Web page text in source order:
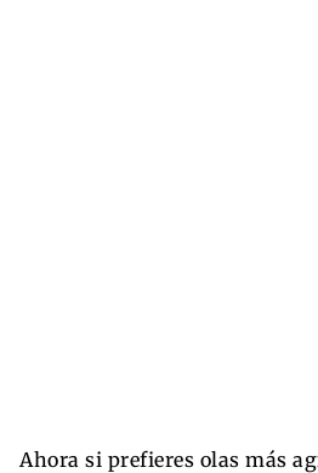
Ahora si prefieres olas más